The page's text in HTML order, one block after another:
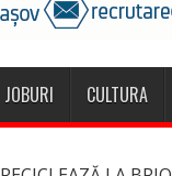
JOBURI CULTURA